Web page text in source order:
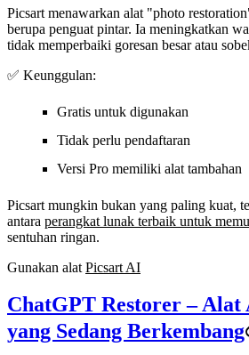
Picsart menawarkan alat "photo
berupa penguat pintar. Ia meningkatkan
tidak memperbaiki goresan besar atau
✅ Keunggulan:
Gratis untuk digunakan
Tidak perlu pendaftaran
Versi Pro memiliki alat tambahan
Picsart mungkin bukan yang paling kuat,
antara perangkat lunak terbaik untuk
sentuhan ringan.
Gunakan alat Picsart AI
ChatGPT Restorer –
yang Sedang Berkembang